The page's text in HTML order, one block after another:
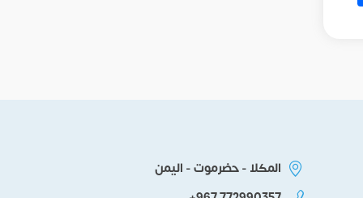
المكلا - حضرموت - اليمن